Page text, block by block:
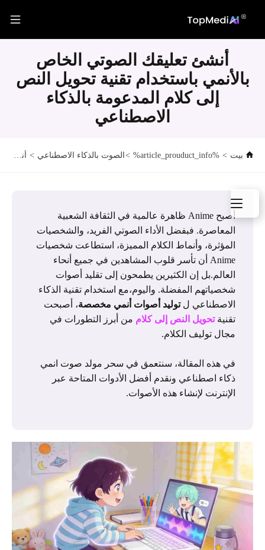
أنشئ تعليقك الصوتي الخاص
بالأنمي باستخدام تقنية تحويل النص
إلى كلام المدعومة بالذكاء
الاصطناعي
بيت >
%article_prouduct_info%
> الصوت بالذكاء الاصطناعي > أنشئ تعليقك الصوتي الخاص بالأنمي باستخدام تقنية تحويل النص إلى كلام المدعومة بالذكاء الاصطناعي
أصبح Anime ظاهرة عالمية في الثقافة الشعبية
المعاصرة. فبفضل الأداء الصوتي الفريد، والشخصيات
المؤثرة، وأنماط الكلام المميزة، استطاعت شخصيات
Anime أن تأسر قلوب المشاهدين في جميع أنحاء
العالم.بل إن الكثيرين يطمحون إلى تقليد أصوات
شخصياتهم المفضلة. واليوم،مع استخدام تقنية الذكاء
الاصطناعي لتوليد أصوات أنمي مخصصة، أصبحت
تقنيةتحويل النص إلى كلام من أبرز التطورات في
مجال توليف الكلام.
في هذه المقالة، سنتعمق في سحر مولد صوت انمي
ذكاء اصطناعي ونقدم أفضل الأدوات المتاحة عبر
الإنترنت لإنشاء هذه الأصوات.